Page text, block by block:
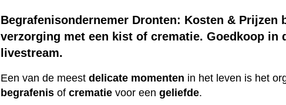
Begrafenisondernemer Dronten: Kosten & Prijzen
verzorging met een kist of crematie. Goedkoop in
livestream.
Een van de meestdelicate momenten in het leven is het
begrafenis ofcrematie voor eengeliefde.